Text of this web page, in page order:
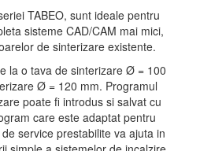
TABEO, sunt ideale pentru
sisteme CAD/CAM mai mici,
de sinterizare existente.
la o tava de sinterizare Ø = 100
Ø = 120 mm. Programul
poate fi introdus si salvat cu
care este adaptat pentru
service prestabilite va ajuta in